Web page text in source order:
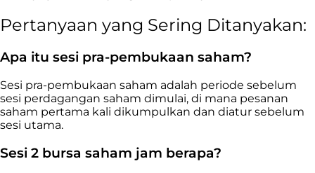
Pertanyaan yang Sering Ditanyakan:
Apa itu sesi pra-pembukaan saham?
Sesi pra-pembukaan saham adalah periode sebelum
sesi perdagangan saham dimulai, di mana pesanan
saham pertama kali dikumpulkan dan diatur sebelum
sesi utama.
Sesi 2 bursa saham jam berapa?